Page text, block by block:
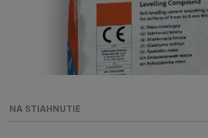
NA STIAHNUTIE